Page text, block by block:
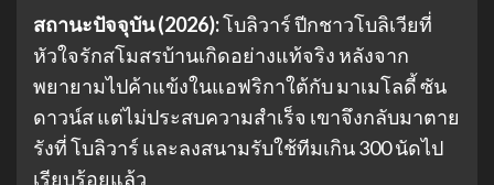
สถานะปัจจุบัน (2026):โบลิวาร์ ปีกชาวโบลิเวียที่
หัวใจรักสโมสรบ้านเกิดอย่างแท้จริง หลังจาก
พยายามไปค้าแข้งในแอฟริกาใต้กับ มาเมโลดี้ ซัน
ดาวน์ส แต่ไม่ประสบความสำเร็จ เขาจึงกลับมาตาย
รังที่ โบลิวาร์ และลงสนามรับใช้ทีมเกิน 300 นัดไป
เรียบร้อยแล้ว